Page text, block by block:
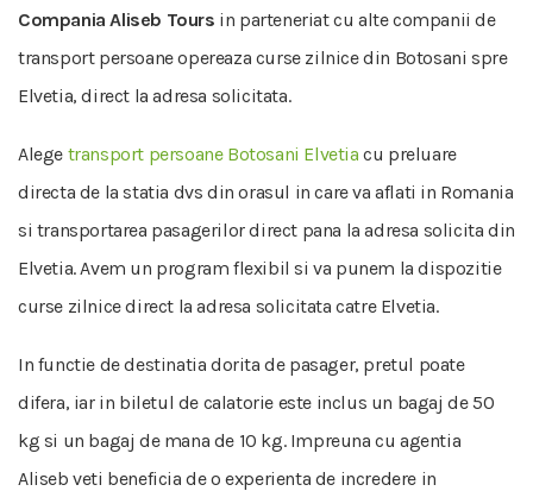
Compania Aliseb Tours in parteneriat cu alte companii de
transport persoane opereaza curse zilnice din Botosani spre
Elvetia, direct la adresa solicitata.
Alege transport persoane Botosani Elvetia cu preluare
directa de la statia dvs din orasul in care va aflati in Romania
si transportarea pasagerilor direct pana la adresa solicita din
Elvetia. Avem un program flexibil si va punem la dispozitie
curse zilnice direct la adresa solicitata catre Elvetia.
In functie de destinatia dorita de pasager, pretul poate
difera, iar in biletul de calatorie este inclus un bagaj de 50
kg si un bagaj de mana de 10 kg. Impreuna cu agentia
Aliseb veti beneficia de o experienta de incredere in